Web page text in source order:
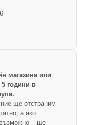
магазина или
5 години в
ние ще отстраним
а ако
– ще